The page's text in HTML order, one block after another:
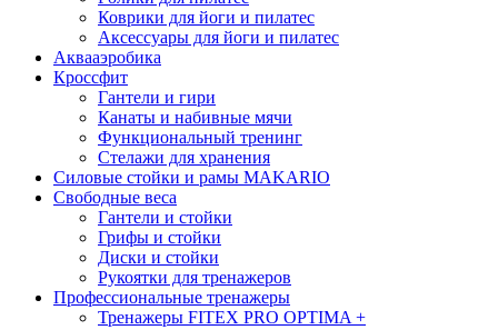
Коврики для йоги и пилатес
Аксессуары для йоги и пилатес
Аквааэробика
Кроссфит
Гантели и гири
Канаты и набивные мячи
Функциональный тренинг
Стелажи для хранения
Силовые стойки и рамы MAKARIO
Свободные веса
Гантели и стойки
Грифы и стойки
Диски и стойки
Рукоятки для тренажеров
Профессиональные тренажеры
Тренажеры FITEX PRO OPTIMA +